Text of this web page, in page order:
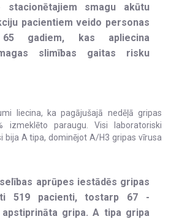
stacionētajiem smagu akūtu
pacientiem veido personas
gadiem, kas apliecina
slimības gaitas risku
liecina, ka pagājušajā nedēļā gripas
izmeklēto paraugu. Visi laboratoriski
bija A tipa, dominējot A/H3 gripas vīrusa
aprūpes iestādēs gripas
519 pacienti, tostarp 67 -
apstiprināta gripa. A tipa gripa